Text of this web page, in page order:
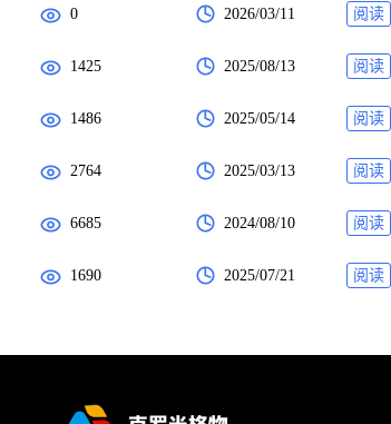
0 2026/03/11 阅读
1425 2025/08/13 阅读
1486 2025/05/14 阅读
2764 2025/03/13 阅读
6685 2024/08/10 阅读
1690 2025/07/21 阅读